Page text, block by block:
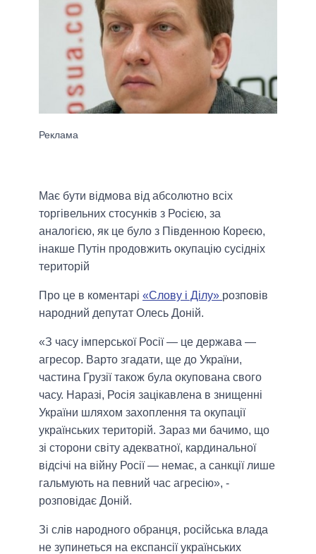
Має бути відмова від абсолютно всіх
торгівельних стосунків з Росією, за
аналогією, як це було з Південною Кореєю,
інакше Путін продовжить окупацію сусідніх
територій
Про це в коментарі «Слову і Ділу» розповів
народний депутат Олесь Доній.
«З часу імперської Росії — це держава —
агресор. Варто згадати, ще до України,
частина Грузії також була окупована свого
часу. Наразі, Росія зацікавлена в знищенні
України шляхом захоплення та окупації
українських територій. Зараз ми бачимо, що
зі сторони світу адекватної, кардинальної
відсічі на війну Росії — немає, а санкції лише
гальмують на певний час агресію», -
розповідає Доній.
Зі слів народного обранця, російська влада
не зупинеться на експансії українських